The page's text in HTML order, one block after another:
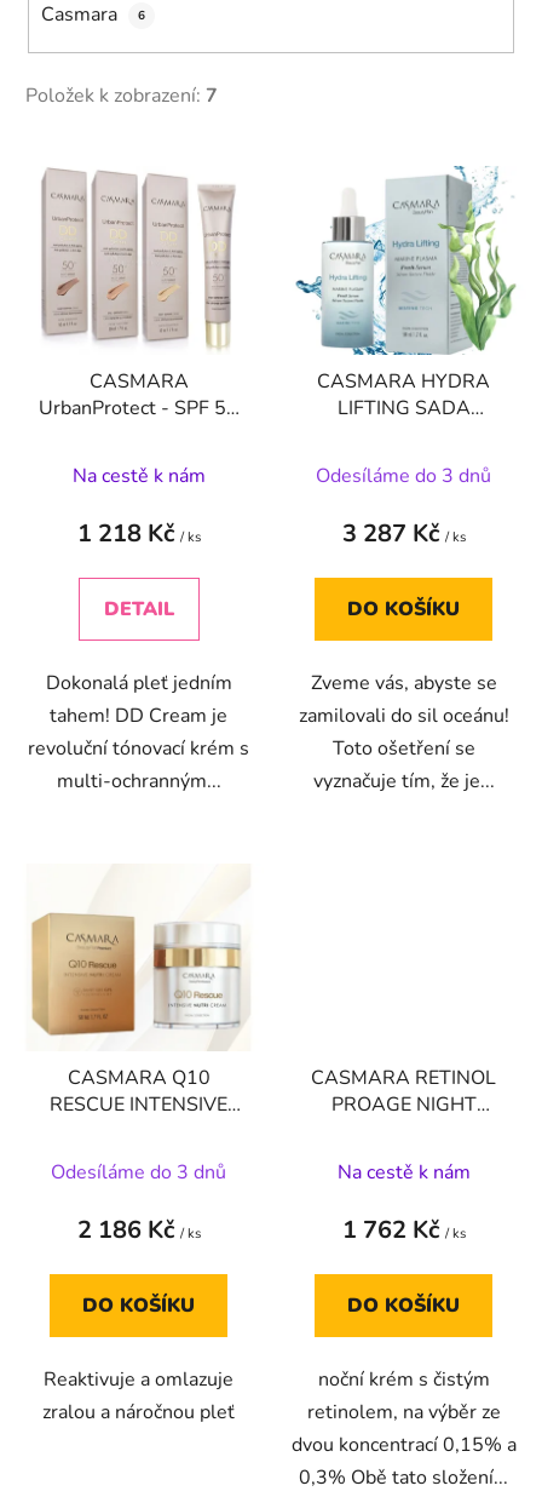
Casmara 6
Položek k zobrazení: 7
CASMARA
UrbanProtect - SPF 50
Cream 50 ml ( 3 odstíny
)
Na cestě k nám
1 218 Kč / ks
DETAIL
Dokonalá pleť jedním
tahem! DD Cream je
revoluční tónovací krém s
multi-ochranným...
CASMARA HYDRA
LIFTING SADA
sérum s liftingovým
efektem + hydroaktivní
Odesíláme do 3 dnů
3 287 Kč / ks
DO KOŠÍKU
Zveme vás, abyste se
zamilovali do sil oceánu!
Toto ošetření se
vyznačuje tím, že je...
CASMARA Q10
RESCUE INTENSIVE
Odesíláme do 3 dnů
2 186 Kč / ks
DO KOŠÍKU
Reaktivuje a omlazuje
zralou a náročnou pleť
CASMARA RETINOL
PROAGE NIGHT
Na cestě k nám
1 762 Kč / ks
DO KOŠÍKU
noční krém s čistým
retinolem, na výběr ze
dvou koncentrací 0,15% a
0,3% Obě tato složení...